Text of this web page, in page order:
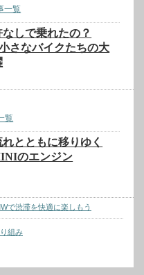
一覧
なしで乗れたの？
さなバイクたちの大
覧
とともに移りゆく
のエンジン
で渋滞を快適に楽しもう
組み